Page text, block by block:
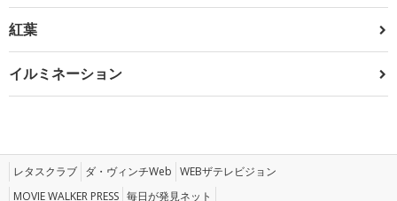
紅葉
イルミネーション
レタスクラブ ダ・ヴィンチWeb WEBザテレビジョン
MOVIE WALKER PRESS 毎日が発見ネット